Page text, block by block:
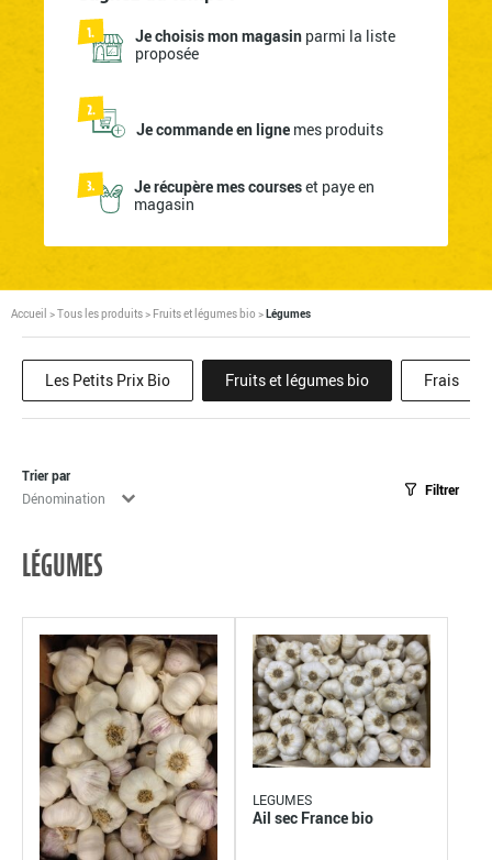
Je choisis mon magasin parmi la liste
proposée
Je commande en ligne mes produits
Je récupère mes courseset paye en
magasin
Accueil >Tous les produits> Fruits et légumes bio >Légumes
Les Petits Prix Bio Fruits et légumes bio Frais
Trier par
Tri
Trier le contenu Filtrer
LÉGUMES
LEGUMES
Ail sec France bio